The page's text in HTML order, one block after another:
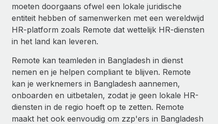
moeten doorgaans ofwel een lokale juridische
entiteit hebben of samenwerken met een wereldwijd
HR-platform zoals Remote dat wettelijk HR-diensten
in het land kan leveren.
Remote kan teamleden in Bangladesh in dienst
nemen en je helpen compliant te blijven. Remote
kan je werknemers in Bangladesh aannemen,
onboarden en uitbetalen, zodat je geen lokale HR-
diensten in de regio hoeft op te zetten. Remote
maakt het ook eenvoudig om zzp'ers in Bangladesh